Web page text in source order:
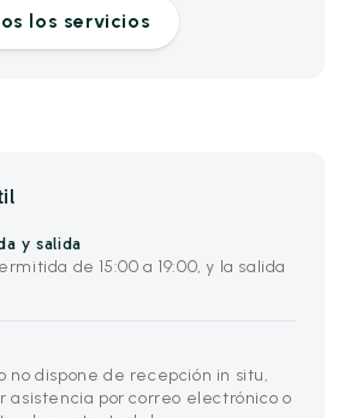
los servicios
y salida
de 15:00 a 19:00, y la salida
no dispone de recepción in situ,
asistencia por correo electrónico o